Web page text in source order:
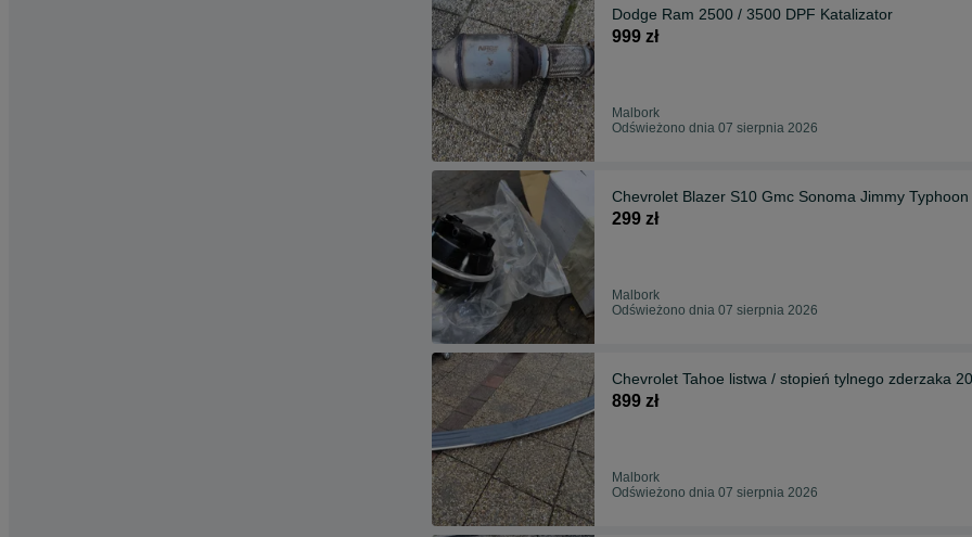
Dodge Ram 2500 / 3500 DPF Katalizator
999 zł
Malbork
Odświeżono dnia 07 sierpnia 2026
Chevrolet Blazer S10 Gmc Sonoma Jimmy
299 zł
Malbork
Odświeżono dnia 07 sierpnia 2026
Chevrolet Tahoe listwa / stopień tylnego zderzaka
899 zł
Malbork
Odświeżono dnia 07 sierpnia 2026